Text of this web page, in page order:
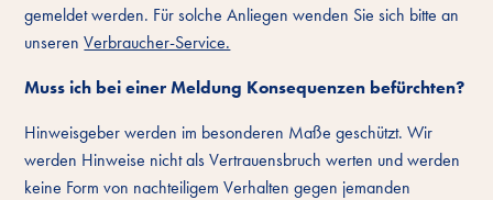
gemeldet werden. Für solche Anliegen wenden Sie sich bitte an
unserenVerbraucher-Service.
Muss ich bei einer Meldung Konsequenzen befürchten?
Hinweisgeber werden im besonderen Maße geschützt. Wir
werden Hinweise nicht als Vertrauensbruch werten und werden
keine Form von nachteiligem Verhalten gegen jemanden